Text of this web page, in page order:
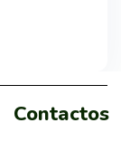
Contactos